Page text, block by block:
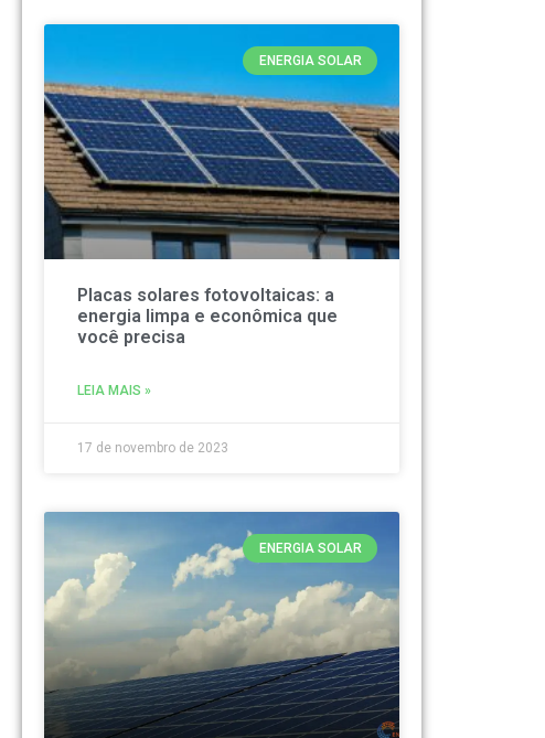
ENERGIA SOLAR
Placas solares fotovoltaicas: a
energia limpa e econômica que
você precisa
LEIA MAIS »
17 de novembro de 2023
ENERGIA SOLAR